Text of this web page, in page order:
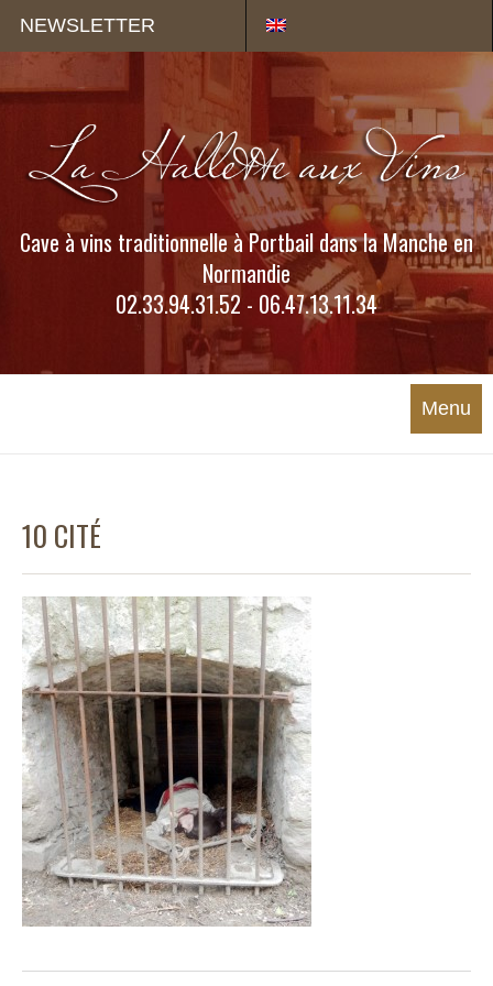
NEWSLETTER
Cave à vins traditionnelle à Portbail dans la Manche en
Normandie
02.33.94.31.52 - 06.47.13.11.34
Menu
10 CITÉ
Panneau de gestion des cookies